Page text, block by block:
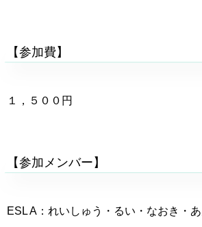
【参加費】
１，５００円
【参加メンバー】
ESL A：れいしゅう・るい・なおき・